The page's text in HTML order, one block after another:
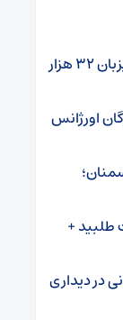
۲۷۹ پایگاه تابستانی استان سمنان میزبان ۳۲ هزار
ناوگان اورژانس
طلبید +
در دیداری